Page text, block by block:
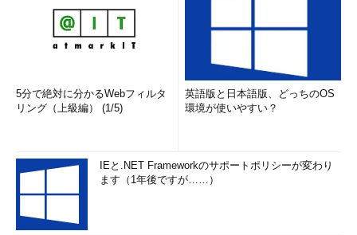
5分で絶対に分かるWebフィルタ
リング（上級編） (1/5)
英語版と日本語版、どっちのOS
環境が使いやすい？
IEと.NET Frameworkのサポートポリシーが変わり
ます（1年後ですが……）